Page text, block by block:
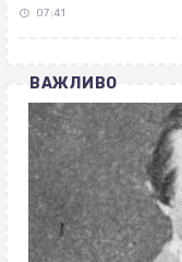
07:41
ВАЖЛИВО